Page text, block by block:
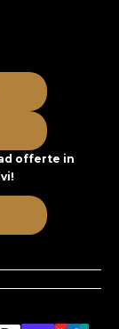
offerte in